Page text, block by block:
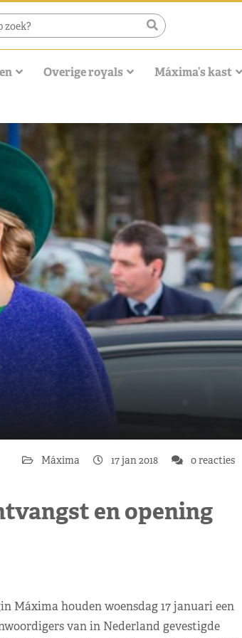
Overige royals Máxima’s kast
Máxima 17 jan 2018 0 reacties
en opening
Máxima houden woensdag 17 januari een
van in Nederland gevestigde